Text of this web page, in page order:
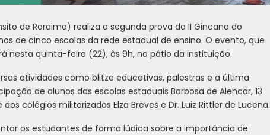
de Roraima) realiza a segunda prova da II Gincana do
de cinco escolas da rede estadual de ensino. O evento, que
nesta quinta-feira (22), às 9h, no pátio da instituição.
atividades como blitze educativas, palestras e a última
de alunos das escolas estaduais Barbosa de Alencar, 13
colégios militarizados Elza Breves e Dr. Luiz Rittler de Lucena.
os estudantes de forma lúdica sobre a importância de